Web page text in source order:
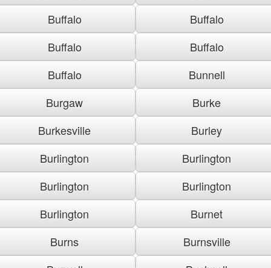
Buffalo
Buffalo
Buffalo
Buffalo
Buffalo
Bunnell
Burgaw
Burke
Burkesville
Burley
Burlington
Burlington
Burlington
Burlington
Burlington
Burnet
Burns
Burnsville